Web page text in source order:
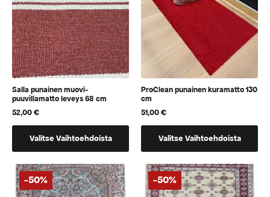
Salla punainen muovi-
puuvillamatto leveys 68 cm
52,00€
Valitse Vaihtoehdoista
vaihtoehtoja,
jotka
ProClean punainen kuramatto 130
cm
51,00€
Valitse Vaihtoehdoista
vaihtoehtoja,
jotka
-50% -50%